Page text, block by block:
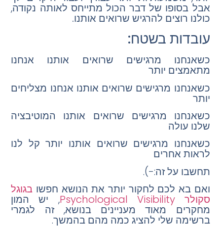
אבל בסופו של דבר הכול מתייחס לאותה נקודה,
כולנו רוצים להרגיש שרואים אותנו.
עובדות בשטח:
כשאנחנו מרגישים שרואים אותנו אנחנו
מתאמצים יותר
כשאנחנו מרגישים שרואים אותנו אנחנו מצליחים
יותר
כשאנחנו מרגישים שרואים אותנו המוטיבציה
שלנו עולה
כשאנחנו מרגישים שרואים אותנו יותר קל לנו
לראות אחרים
תחשבו על זה:-).
ואם בא לכם לחקור יותר את הנושא חפשו בגוגל
סקולר Psychological Visibility, יש המון
מחקרים מאוד מעניינים בנושא, זה לגמרי
ברשימה שלי להציג כמה מהם בהמשך.